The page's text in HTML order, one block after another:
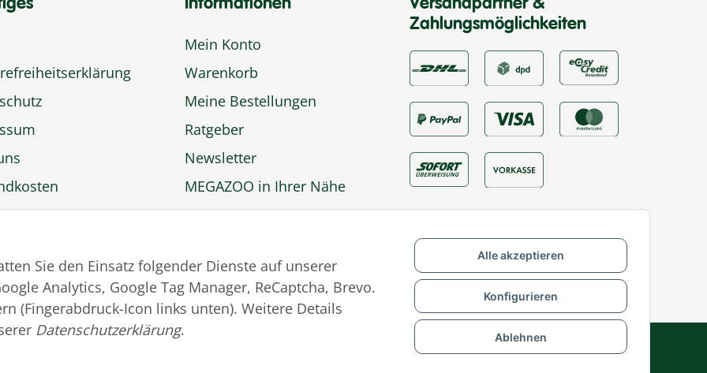
Alle akzeptieren
Konfigurieren
Ablehnen
Sie den Einsatz folgender Dienste auf unserer
Analytics, Google Tag Manager, ReCaptcha, Brevo.
(Fingerabdruck-Icon links unten). Weitere Details
Datenschutzerklärung.
widerrufen
Informationen
Mein Konto
Warenkorb
Meine Bestellungen
Ratgeber
Newsletter
MEGAZOO in Ihrer Nähe
Zu MEGAZOO-nord.de
Versandpartner &
Zahlungsmöglichkeiten
© MEGAZOO Alpha GmbH